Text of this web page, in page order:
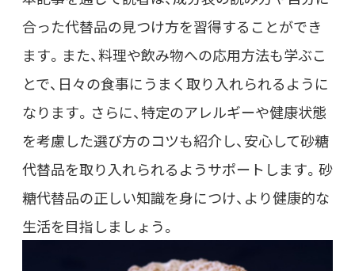
合った代替品の見つけ方を習得することができ
ます。また、料理や飲み物への応用方法も学ぶこ
とで、日々の食事にうまく取り入れられるように
なります。さらに、特定のアレルギーや健康状態
を考慮した選び方のコツも紹介し、安心して砂糖
代替品を取り入れられるようサポートします。砂
糖代替品の正しい知識を身につけ、より健康的な
生活を目指しましょう。